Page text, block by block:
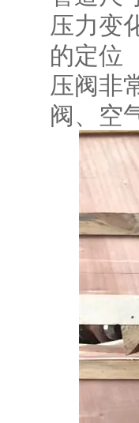
压力变
的定位
压阀非
阀、空